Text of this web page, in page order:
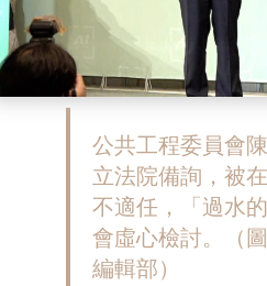
公共工程委員會
立法院備詢，被
不適任，「過水
會虛心檢討。（
編輯部）